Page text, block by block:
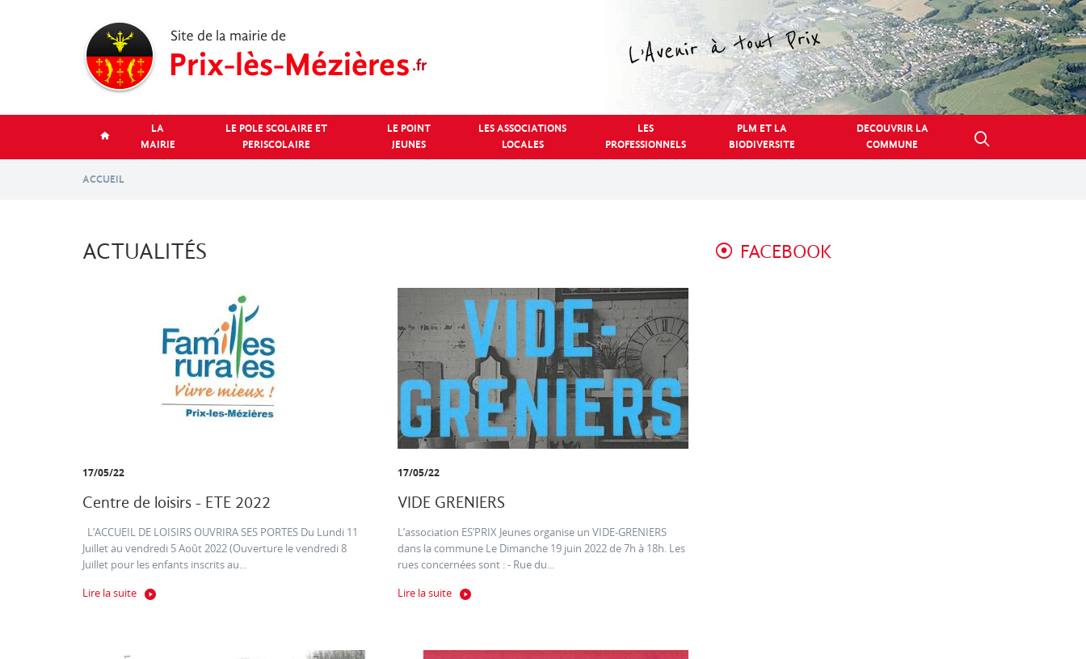
LA
MAIRIE
LE POLE SCOLAIRE ET
PERISCOLAIRE
LE POINT
JEUNES
LES ASSOCIATIONS
LOCALES
LES
PROFESSIONNELS
PLM ET LA
BIODIVERSITE
DECOUVRIR LA
COMMUNE
ACCUEIL
ACTUALITÉS
17/05/22
Centre de loisirs - ETE 2022
L’ACCUEIL DE LOISIRS OUVRIRA SES PORTES Du Lundi 11
Juillet au vendredi 5 Août 2022 (Ouverture le vendredi 8
Juillet pour les enfants inscrits au...
Lire la suite
17/05/22
VIDE GRENIERS
L’association ES’PRIX Jeunes organise un VIDE-GRENIERS
dans la commune Le Dimanche 19 juin 2022 de 7h à 18h. Les
rues concernées sont : - Rue du...
Lire la suite
FACEBOOK